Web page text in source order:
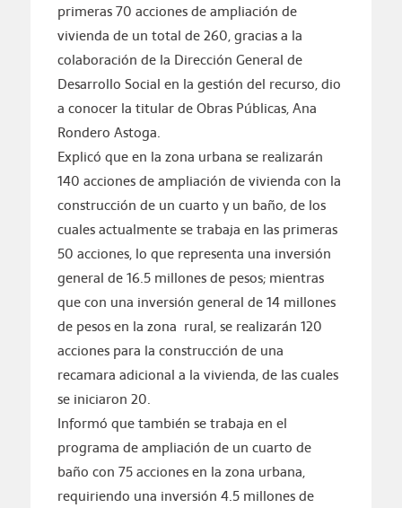
primeras 70 acciones de ampliación de
vivienda de un total de 260, gracias a la
colaboración de la Dirección General de
Desarrollo Social en la gestión del recurso, dio
a conocer la titular de Obras Públicas, Ana
Rondero Astoga.
Explicó que en la zona urbana se realizarán
140 acciones de ampliación de vivienda con la
construcción de un cuarto y un baño, de los
cuales actualmente se trabaja en las primeras
50 acciones, lo que representa una inversión
general de 16.5 millones de pesos; mientras
que con una inversión general de 14 millones
de pesos en la zona rural, se realizarán 120
acciones para la construcción de una
recamara adicional a la vivienda, de las cuales
se iniciaron 20.
Informó que también se trabaja en el
programa de ampliación de un cuarto de
baño con 75 acciones en la zona urbana,
requiriendo una inversión 4.5 millones de